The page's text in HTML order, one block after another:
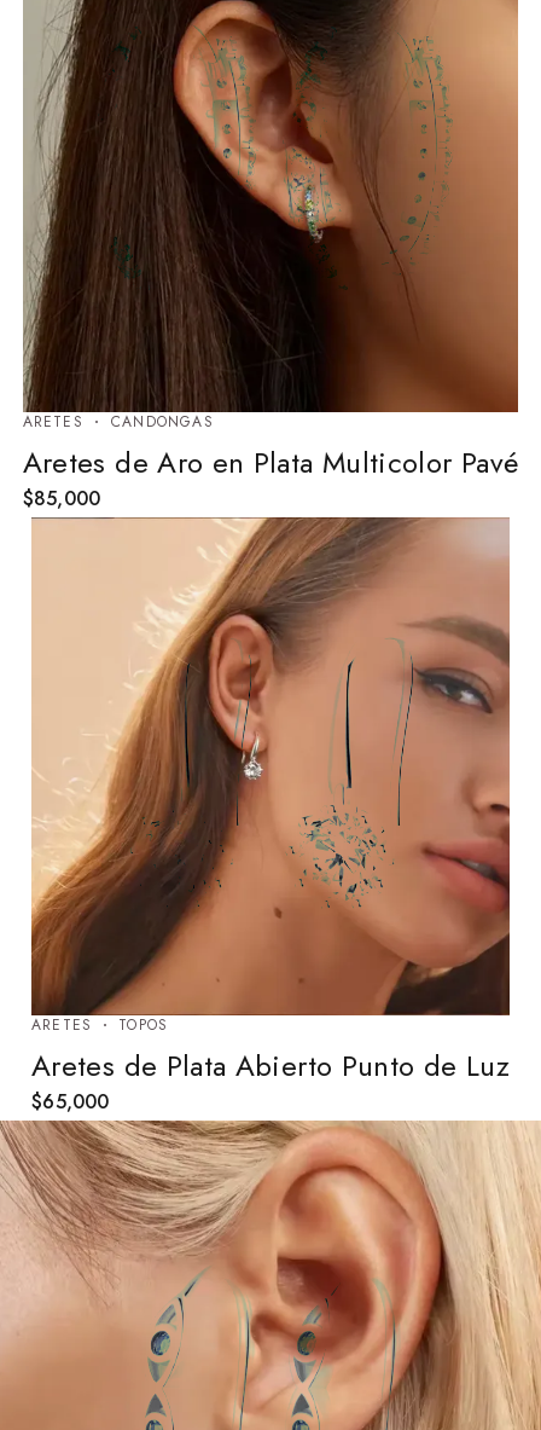
ARETES ⁠CANDONGAS
Aretes de Aro en Plata Multicolor Pavé
$85,000
ARETES TOPOS
Aretes de Plata Abierto Punto de Luz
$65,000